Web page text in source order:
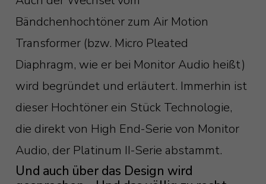
Bändchenhochtöner zum Air Motion
Transformer (bzw. Micro Pleated
Diaphragm, wie er bei Monitor Audio heißt)
wird begründet und erläutert. Immerhin ist
dieser Hochtöner ein Stück Technologie,
die direkt von High End-Serie von Monitor
Audio, der Platinum II-Serie abstammt.
Und auch über das Design wird